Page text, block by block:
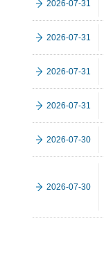
2026-07-31
2026-07-31
2026-07-31
2026-07-31
2026-07-30
2026-07-30